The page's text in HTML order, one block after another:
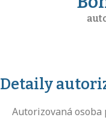
Detaily
Autorizovaná